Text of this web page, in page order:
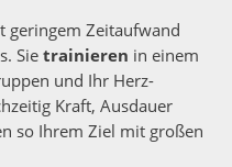
geringem Zeitaufwand
Sie trainieren in einem
und Ihr Herz-
Kraft, Ausdauer
so Ihrem Ziel mit großen